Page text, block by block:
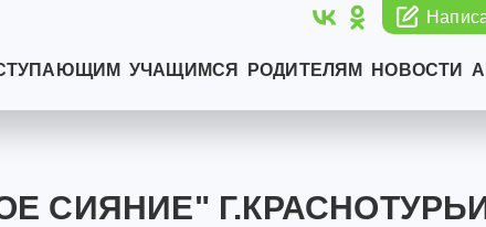
УЧАЩИМСЯ РОДИТЕЛЯМ НОВОСТИ
СИЯНИЕ"